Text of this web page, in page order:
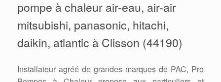
pompe à chaleur air-eau, air-air
mitsubishi, panasonic, hitachi,
daikin, atlantic à Clisson (44190)
Installateur agréé de grandes marques de PAC, Pro